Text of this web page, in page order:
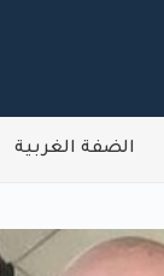
الضفة الغربية